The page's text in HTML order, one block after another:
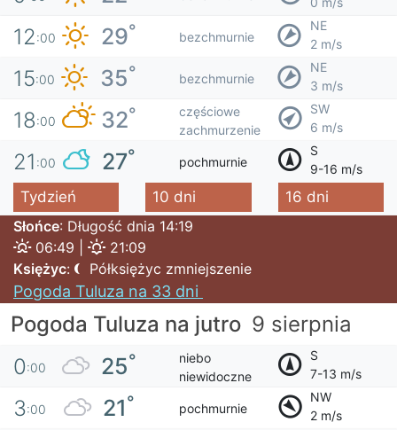
12:00 29° bezchmurnie
NE
2 m/s
15:00 35° bezchmurnie
NE
3 m/s
18:00 32°
częściowe
zachmurzenie
SW
6 m/s
21 :00 27° pochmurnie
S
9-16 m/s
Tydzień 10 dni
16 dni
Słońce: Długość dnia 14:19
06:49 |
21:09
Księżyc: Półksiężyc zmniejszenie
Pogoda Tuluza na 33 dni
Pogoda Tuluza na jutro 9 sierpnia
0:00 25°
niebo
niewidoczne
S
7-13 m/s
3:00 21° pochmurnie
NW
2 m/s